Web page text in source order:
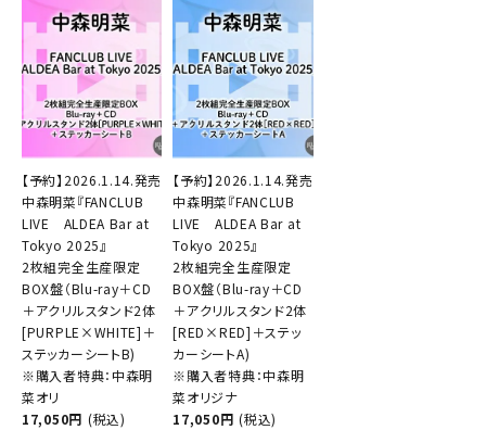
【予約】2026.1.14.発売
中森明菜『FANCLUB
LIVE ALDEA Bar at
Tokyo 2025』
2枚組完全生産限定
BOX盤（Blu-ray＋CD
＋アクリルスタンド2体
[PURPLE×WHITE]＋
ステッカーシートB)
※購入者特典：中森明
菜オリ
17,050円 (税込)
【予約】2026.1.14.発売
中森明菜『FANCLUB
LIVE ALDEA Bar at
Tokyo 2025』
2枚組完全生産限定
BOX盤（Blu-ray＋CD
＋アクリルスタンド2体
[RED×RED]＋ステッ
カーシートA)
※購入者特典：中森明
菜オリジナ
17,050円 (税込)